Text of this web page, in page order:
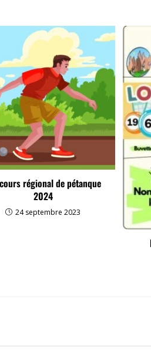
régional de pétanque
2024
24 septembre 2023